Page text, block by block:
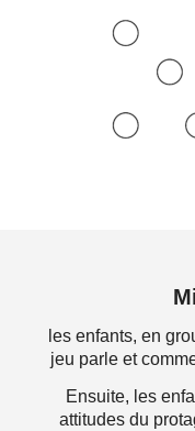
les enfants, en
jeu parle et
Ensuite, les
attitudes du